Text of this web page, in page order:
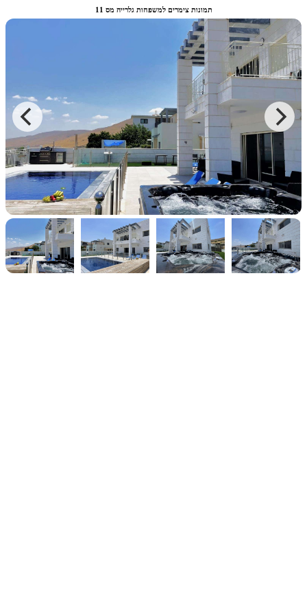
תמונות צימרים למשפחות גלרייה מס 11